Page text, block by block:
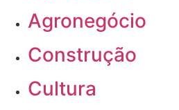
Agronegócio
Construção
Cultura